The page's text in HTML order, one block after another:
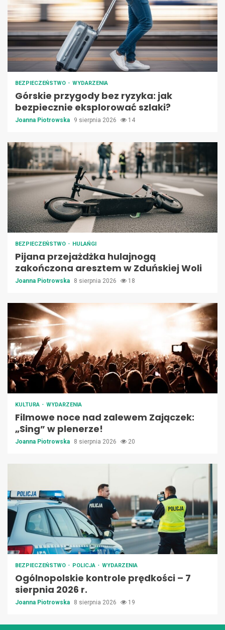
BEZPIECZEŃSTWO WYDARZENIA
Górskie przygody bez ryzyka: jak
bezpiecznie eksplorować szlaki?
Joanna Piotrowska 9 sierpnia 2026 14
BEZPIECZEŃSTWO HULAŃGI
Pijana przejażdżka hulajnogą
zakończona aresztem w Zduńskiej Woli
Joanna Piotrowska 8 sierpnia 2026 18
KULTURA WYDARZENIA
Filmowe noce nad zalewem Zajączek:
„Sing” w plenerze!
Joanna Piotrowska 8 sierpnia 2026 20
BEZPIECZEŃSTWO POLICJA WYDARZENIA
Ogólnopolskie kontrole prędkości – 7
sierpnia 2026 r.
Joanna Piotrowska 8 sierpnia 2026 19